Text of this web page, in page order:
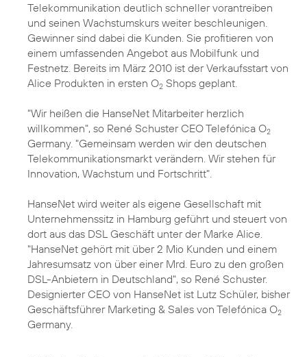
Telekommunikation deutlich schneller vorantreiben
und seinen Wachstumskurs weiter beschleunigen.
Gewinner sind dabei die Kunden. Sie profitieren von
einem umfassenden Angebot aus Mobilfunk und
Festnetz. Bereits im März 2010 ist der Verkaufsstart von
Alice Produkten in ersten O2 Shops geplant.
"Wir heißen die HanseNet Mitarbeiter herzlich
willkommen", so René Schuster CEO Telefónica O2
Germany. "Gemeinsam werden wir den deutschen
Telekommunikationsmarkt verändern. Wir stehen für
Innovation, Wachstum und Fortschritt".
HanseNet wird weiter als eigene Gesellschaft mit
Unternehmenssitz in Hamburg geführt und steuert von
dort aus das DSL Geschäft unter der Marke Alice.
"HanseNet gehört mit über 2 Mio Kunden und einem
Jahresumsatz von über einer Mrd. Euro zu den großen
DSL-Anbietern in Deutschland", so René Schuster.
Designierter CEO von HanseNet ist Lutz Schüler, bisher
Geschäftsführer Marketing & Sales von Telefónica O2
Germany.